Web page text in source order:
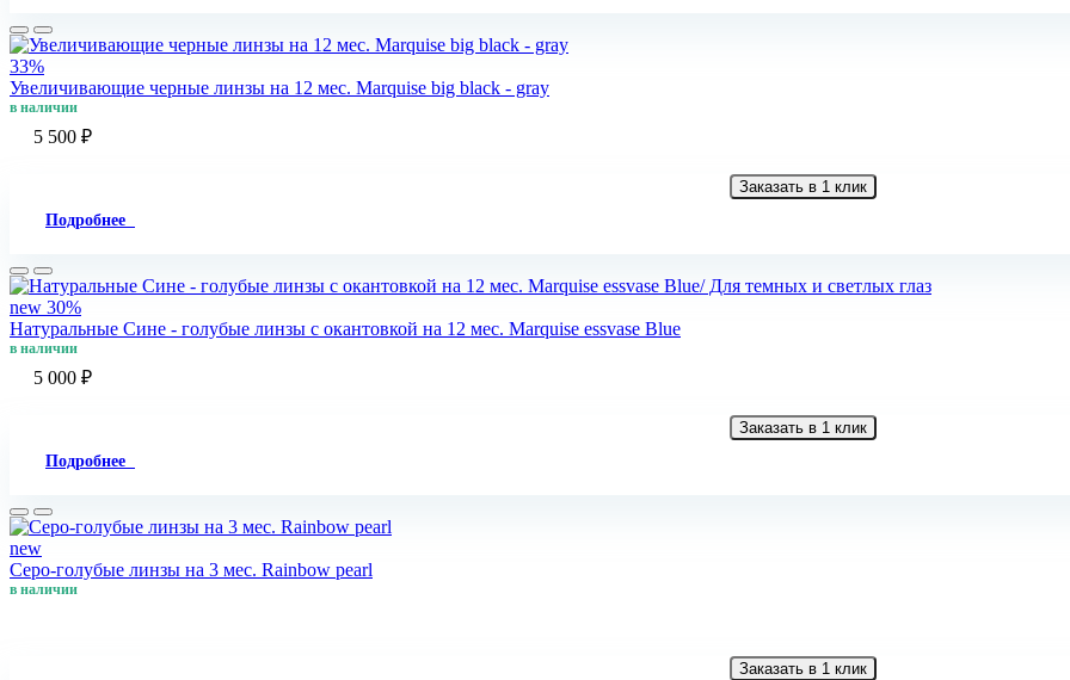
33%
Увеличивающие черные линзы на 12 мес. Marquise big black - gray
в наличии
5 500 ₽
Заказать в 1 клик
Подробнее
new 30%
Натуральные Сине - голубые линзы c окантовкой на 12 мес. Marquise essvase Blue
в наличии
5 000 ₽
Заказать в 1 клик
Подробнее
new
Серо-голубые линзы на 3 мес. Rainbow pearl
в наличии
Заказать в 1 клик